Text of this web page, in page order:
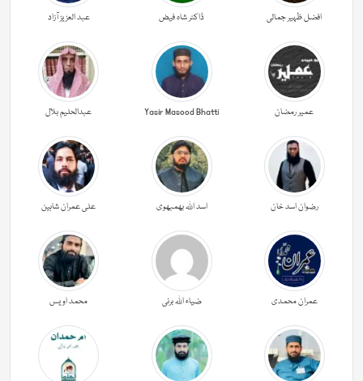
افضل ظہیر جمالی ڈاکٹر شاہ فیض عبد العزیز آزاد
عمیر رمضان Yasir Masood Bhatti عبدالحليم بلال
رضوان اسد خان اسد اللہ بھمبھوی علی عمران شاہین
عمران محمدی ضیاء اللہ برنی محمد اویس